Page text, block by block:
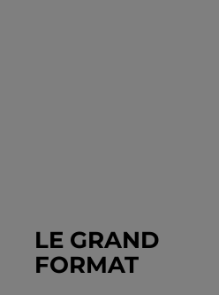
LE GRAND
FORMAT